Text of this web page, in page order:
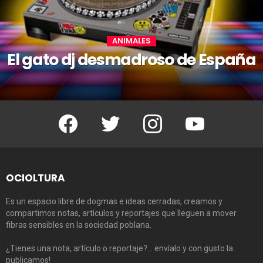
ANIMALES
El gato dj desmadroso de España
Facebook Twitter Instagram Youtube
OCIOLTURA
Es un espacio libre de dogmas e ideas cerradas, creamos y
compartimos notas, artículos y reportajes que lleguen a mover
fibras sensibles en la sociedad poblana.
¿Tienes una nota, artículo o reportaje?… envíalo y con gusto la
publicamos!